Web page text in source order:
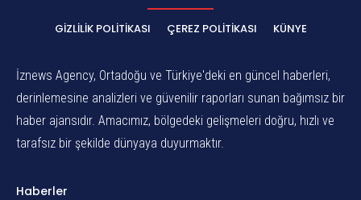
GIZLILIK POLITIKASI ÇEREZ POLITIKASI KÜNYE
İznews Agency, Ortadoğu ve Türkiye'deki en güncel haberleri,
derinlemesine analizleri ve güvenilir raporları sunan bağımsız bir
haber ajansıdır. Amacımız, bölgedeki gelişmeleri doğru, hızlı ve
tarafsız bir şekilde dünyaya duyurmaktır.
Haberler